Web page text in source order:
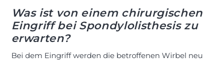
Was ist von einem chirurgischen
Eingriff bei Spondylolisthesis zu
erwarten?
Bei dem Eingriff werden die betroffenen Wirbel neu